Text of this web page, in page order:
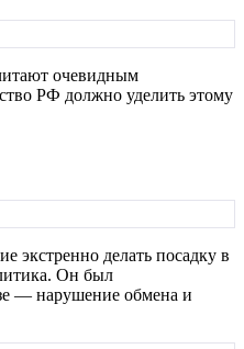
очевидным
РФ должно уделить этому
экстренно делать посадку в
Он был
— нарушение обмена и